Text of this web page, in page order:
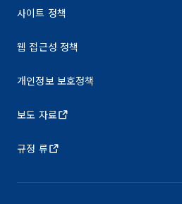
사이트 정책
웹 접근성 정책
개인정보 보호정책
보도 자료
규정 류